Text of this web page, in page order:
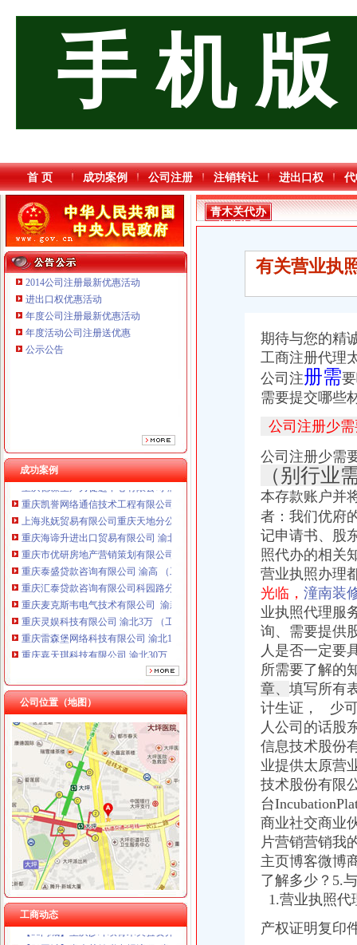
手 机 版
首 页 成功案例 公司注册 注销转让 进出口权
2014公司注册最新优惠活动
进出口权优惠活动
年度公司注册最新优惠活动
年度活动公司注册送优惠
公示公告
成功案例
重庆海谛升进出口贸易有限公司 渝北100万 （进出口权）
重庆市优研房地产营销策划有限公司
重庆汇泰贷款咨询有限公司科园路分公司 渝高 （工商注册）
重庆雷森堡网络科技有限公司 渝北10万 （工商注册）
重庆嘉天琪科技有限公司 渝北30万 （工商注册）
重庆德谋生产力促进中心有限公司 渝大10万 （工商注册）
重庆凯誉网络通信技术工程有限公司 渝中300万 （工商变更）
上海兆妩贸易有限公司重庆天地分公司 渝中 （工商注册）
重庆海谛升进出口贸易有限公司 渝北100万 （进出口权）
重庆市优研房地产营销策划有限公司
重庆泰盛贷款咨询有限公司 渝高 （工商注册）
重庆汇泰贷款咨询有限公司科园路分公司 渝高 （工商注册）
重庆麦克斯韦电气技术有限公司 渝新 （工商注册）
重庆灵娱科技有限公司 渝北3万 （工商注册）
重庆雷森堡网络科技有限公司 渝北10万 （工商注册）
重庆嘉天琪科技有限公司 渝北30万 （工商注册）
重庆德谋生产力促进中心有限公司 渝大10万 （工商注册）
重庆凯誉网络通信技术工程有限公司 渝中300万 （工商变更）
上海兆妩贸易有限公司重庆天地分公司 渝中 （工商注册）
公司位置（地图）
工商动态
青木关代办营业执照
找代办营业执照和其他相关证件的公司-梅河口生活网（梅河口信息网）
营业执照退了自家小店关了别忘把POS机还银行
广州现货代理日本青木聚乙二醇级PEG价格-盖德化
关与营业执照过户的问题！~！！！急急求专业人士支招_已解决-阿里
山东华冠重组大门疑被关闭营业执照事关成败_东方财富网
【重庆青木关香港公司注册|注册香港公司|香港公司注册查询】-重庆赶
【重庆青木关公司资质认证|企业资质认证|企业认证网】-重庆赶集网
【58同城】重庆沙坪坝青木关验资开户服务_验资开户公司_验资开户办
【58同城】青木关纳税申报流程_青木关国税申报
青木关代办
营业执照
有关营业执
期待与您的精
工商注册代理
公司注册需
需要提交哪些
公司注册少
公司注册少需
（别行业
本存款账户并
者：我们优府
记申请书、股
照代办的相关
营业执照办理
光临， 潼南装
业执照代理服
询、需要提供
人是否一定要
所需要了解的
章、 填写所有
计生证， 少
人公司的话股
信息技术股份
业提供太原营
技术股份有限
台
商业社交商业
片营销营销我
主页博客微博
了解多少？5.
1.营业执照代
产权证明复印